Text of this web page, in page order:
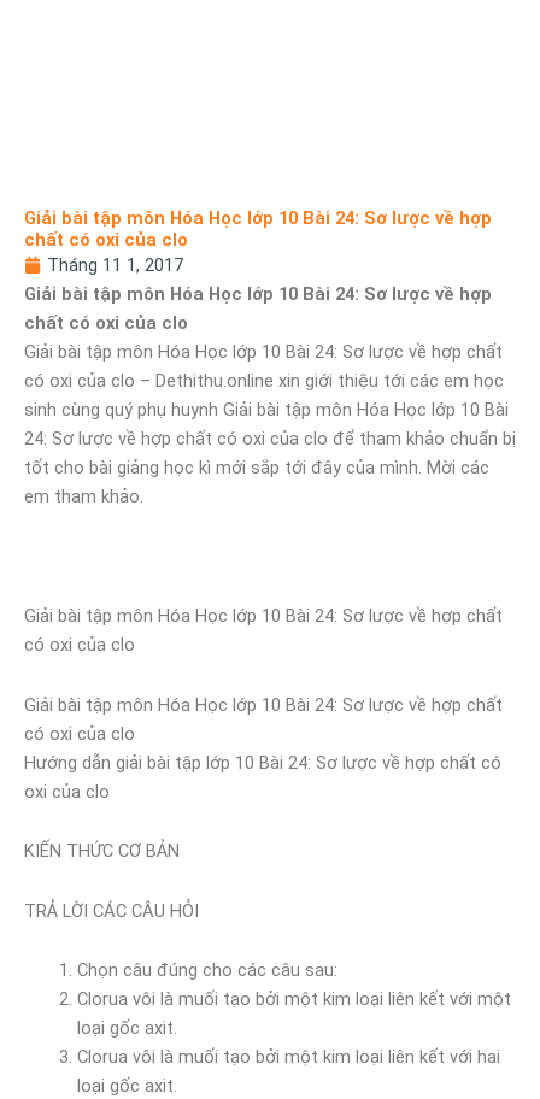
Giải bài tập môn Hóa Học lớp 10 Bài 24: Sơ lược về hợp
chất có oxi của clo
Tháng 11 1, 2017
Giải bài tập môn Hóa Học lớp 10 Bài 24: Sơ lược về hợp
chất có oxi của clo
Giải bài tập môn Hóa Học lớp 10 Bài 24: Sơ lược về hợp chất
có oxi của clo – Dethithu.online xin giới thiệu tới các em học
sinh cùng quý phụ huynh Giải bài tập môn Hóa Học lớp 10 Bài
24: Sơ lược về hợp chất có oxi của clo để tham khảo chuẩn bị
tốt cho bài giảng học kì mới sắp tới đây của mình. Mời các
em tham khảo.
Giải bài tập môn Hóa Học lớp 10 Bài 24: Sơ lược về hợp chất
có oxi của clo
Giải bài tập môn Hóa Học lớp 10 Bài 24: Sơ lược về hợp chất
có oxi của clo
Hướng dẫn giải bài tập lớp 10 Bài 24: Sơ lược về hợp chất có
oxi của clo
KIẾN THỨC CƠ BẢN
TRẢ LỜI CÁC CÂU HỎI
Chọn câu đúng cho các câu sau:
Clorua vôi là muối tạo bởi một kim loại liên kết với một
loại gốc axit.
Clorua vôi là muối tạo bởi một kim loại liên kết với hai
loại gốc axit.